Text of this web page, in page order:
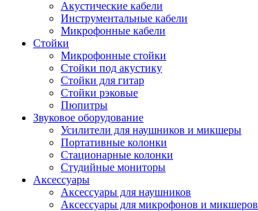
Акустические кабели
Инструментальные кабели
Микрофонные кабели
Стойки
Микрофонные стойки
Стойки под акустику
Стойки для гитар
Стойки рэковые
Пюпитры
Звуковое оборудование
Усилители для наушников и микшеры
Портативные колонки
Стационарные колонки
Студийные мониторы
Аксессуары
Аксессуары для наушников
Аксессуары для микрофонов и микшеров